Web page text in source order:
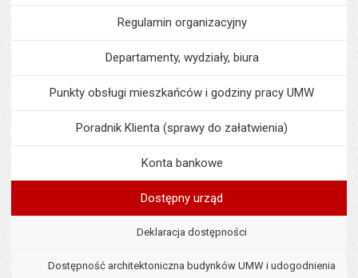
Regulamin organizacyjny
Departamenty, wydziały, biura
Punkty obsługi mieszkańców i godziny pracy UMW
Poradnik Klienta (sprawy do załatwienia)
Konta bankowe
Dostępny urząd
Deklaracja dostępności
Dostępność architektoniczna budynków UMW i udogodnienia